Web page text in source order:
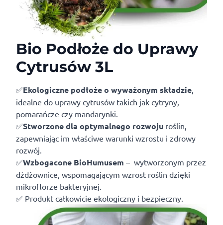
Bio Podłoże do Uprawy
Cytrusów 3L
✅Ekologiczne podłoże o wyważonym składzie
idealne do uprawy cytrusów takich jak cytryny,
pomarańcze czy mandarynki.
✅Stworzone dla optymalnego rozwoju roślin,
zapewniając im właściwe warunki wzrostu i zdrowy
rozwój.
✅Wzbogacone BioHumusem – wytworzonym przez
dżdżownice, wspomagającym wzrost roślin dzięki
mikroflorze bakteryjnej.
✅ Produkt całkowicie ekologiczny i bezpieczny.